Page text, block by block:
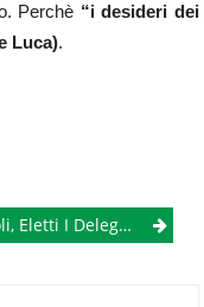
Perchè “i desideri dei
Luca).
Alla Convenzione Nazionale